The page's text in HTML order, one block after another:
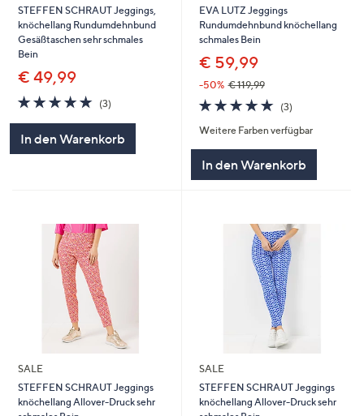
STEFFEN SCHRAUT Jeggings,
knöchellang Rundumdehnbund
Gesäßtaschen sehr schmales
Bein
€ 49,99
5.0
von
5
(3)
In den Warenkorb
EVA LUTZ Jeggings
Rundumdehnbund knöchellang
schmales Bein
€ 59,99
-50% € 119,99
5.0
von
5
(3)3
Weitere Farben verfügbar
In den Warenkorb
SALE
STEFFEN SCHRAUT Jeggings
knöchellang Allover-Druck sehr
SALE
STEFFEN SCHRAUT Jeggings
knöchellang Allover-Druck sehr